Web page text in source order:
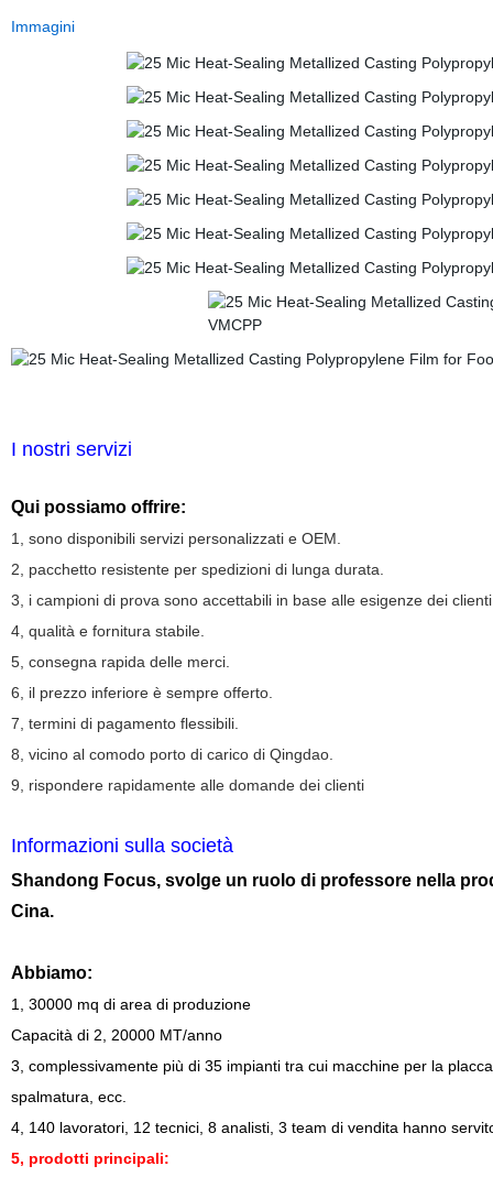
Immagini
I nostri servizi
Qui possiamo offrire:
1, sono disponibili servizi personalizzati e OEM.
2, pacchetto resistente per spedizioni di lunga durata.
3, i campioni di prova sono accettabili in base alle esigenze dei
4, qualità e fornitura stabile.
5, consegna rapida delle merci.
6, il prezzo inferiore è sempre offerto.
7, termini di pagamento flessibili.
8, vicino al comodo porto di carico diQingdao.
9, rispondere rapidamente alle domande dei clienti
Informazioni sulla società
Shandong Focus, svolge un ruolo di professore nella
Cina.
Abbiamo:
1, 30000mq di area di produzione
Capacità di 2, 20000 MT/anno
3, complessivamente più di 35impianti tra cui macchine per la
spalmatura, ecc.
4, 140 lavoratori, 12 tecnici, 8analisti, 3 team di vendita hanno
5, prodotti principali: